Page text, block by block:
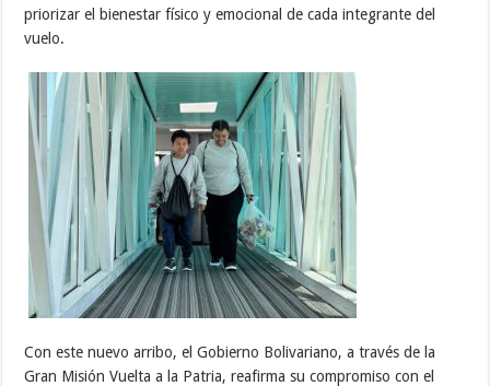
priorizar el bienestar físico y emocional de cada integrante del
vuelo.
Con este nuevo arribo, el Gobierno Bolivariano, a través de la
Gran Misión Vuelta a la Patria, reafirma su compromiso con el